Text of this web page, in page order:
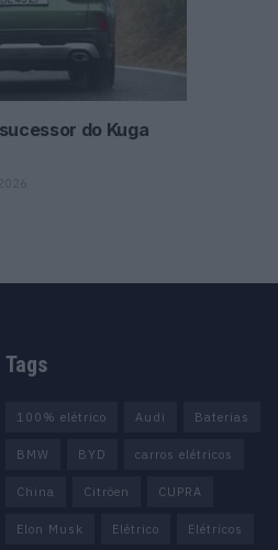
do Kuga
Tags
100% elétrico Audi Baterias
BMW BYD carros elétricos
China Citröen CUPRA
Elon Musk Elétrico Elétricos